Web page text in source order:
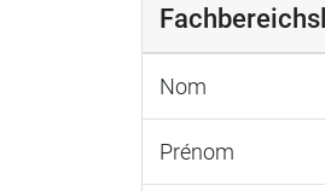
Nom
Prénom